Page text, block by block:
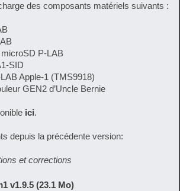
des composants matériels suivants :
P-LAB
SID
Apple-1 (TMS9918)
GEN2 d’Uncle Bernie
ici.
depuis la précédente version:
et corrections
v1.9.5 (23.1 Mo)